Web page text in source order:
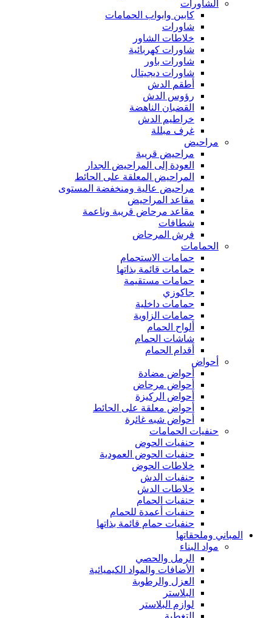
الشاورات
كابين وابواب الحمامات
شاورات
خلاطات الشاور
شاورات كهربائية
شاورات باور
شاورات ديجيتال
أطقم الدش
رؤوس الدش
القضبان الناهضة
خراطيم الدش
غرف مبللة
مراحيض
مراحيض قريبة
العودة إلى المراحيض الجدار
المراحيض المعلقة على الحائط
مراحيض عالية ومنخفضة المستوى
مقاعد المراحيض
مقاعد مرحاض قريبة وناعمة
شطافات
فرش المرحاض
الحمامات
حمامات الاستحمام
حمامات قائمة بذاتها
حمامات مستقيمة
جاكوزي
حمامات داخلية
حمامات الزاوية
ألواح الحمام
شاشات الحمام
أقدام الحمام
أحواض
أحواض مضادة
أحواض مرحاض
أحواض الركيزة
أحواض معلقة على الحائط
أحواض شبه غائرة
حنفيات الحمامات
حنفيات الحوض
حنفيات الحوض العمودية
خلاطات الحوض
حنفيات الدش
خلاطات الدش
حنفيات الحمام
حنفيات أعمدة للحمام
حنفيات حمام قائمة بذاتها
المباني وملحقاتها
مواد البناء
الرمل والحصي
الأضافات والمواد الكيميائية
العزل والرطوبة
البلاستر
لوازم البلاستر